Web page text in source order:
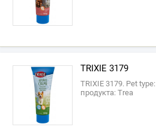
TRIXIE 3179
TRIXIE 3179. Pet
продукта: Trea